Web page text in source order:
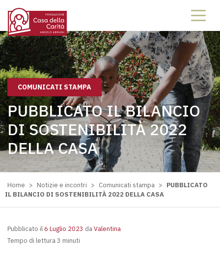
COMUNICATI STAMPA
PUBBLICATO IL BILANCIO
DI SOSTENIBILITÀ 2022
DELLA CASA
Home > Notizie e incontri > Comunicati stampa > PUBBLICATO
IL BILANCIO DI SOSTENIBILITÀ 2022 DELLA CASA
Pubblicato il6 Luglio 2023 daValentina
Tempo di lettura 3 minuti